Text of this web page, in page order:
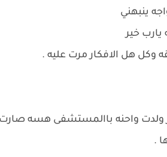
ينبهني
يارب خير
وكل هل الافكار مرت عليه .
ولدت واحنه باالمستشفى هسه صارت
.